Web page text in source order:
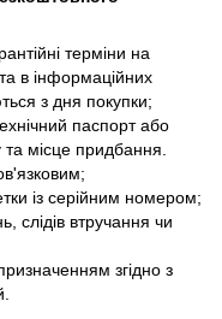
терміни на
в інформаційних
з дня покупки;
паспорт або
місце придбання.
із серійним номером;
слідів втручання чи
згідно з